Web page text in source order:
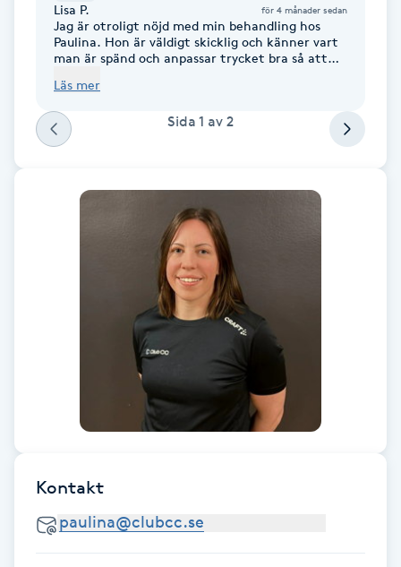
Fransförlängning
Fransförlängning Megavolym
Fransförlängning Volym
Funktionsanalys
Färgning
Lisa P. för 4 månader sedan
Jag är otroligt nöjd med min behandling hos
Paulina. Hon är väldigt skicklig och känner vart
man är spänd och anpassar trycket bra så att
Bemötandet var varmt och professionellt, och
Behandlingsrummet var också trivsamt, och det
var lätt att slappna av. Jag kan varmt
Läs mer
Sida 1 av 2
Kontakt